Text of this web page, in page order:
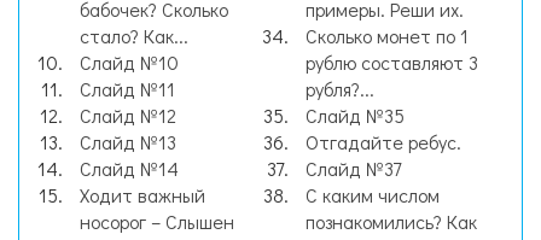
бабочек? Сколько
стало? Как...
Слайд №10
Слайд №11
Слайд №12
Слайд №13
Слайд №14
Ходит важный
носорог – Слышен
примеры. Реши их.
Сколько монет по 1
рублю составляют 3
рубля?...
Слайд №35
Отгадайте ребус.
Слайд №37
С каким числом
познакомились? Как